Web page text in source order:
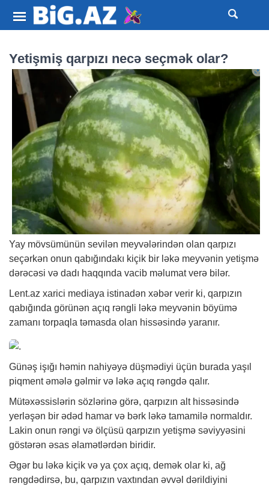
Yetişmiş qarpızı necə seçmək olar?
Yay mövsümünün sevilən meyvələrindən olan qarpızı
seçərkən onun qabığındakı kiçik bir ləkə meyvənin yetişmə
dərəcəsi və dadı haqqında vacib məlumat verə bilər.
Lent.az xarici mediaya istinadən xəbər verir ki, qarpızın
qabığında görünən açıq rəngli ləkə meyvənin böyümə
zamanı torpaqla təmasda olan hissəsində yaranır.
Günəş işığı həmin nahiyəyə düşmədiyi üçün burada yaşıl
piqment əmələ gəlmir və ləkə açıq rəngdə qalır.
Mütəxəssislərin sözlərinə görə, qarpızın alt hissəsində
yerləşən bir ədəd hamar və bərk ləkə tamamilə normaldır.
Lakin onun rəngi və ölçüsü qarpızın yetişmə səviyyəsini
göstərən əsas əlamətlərdən biridir.
Əgər bu ləkə kiçik və ya çox açıq, demək olar ki, ağ
rəngdədirsə, bu, qarpızın vaxtından əvvəl dərildiyini